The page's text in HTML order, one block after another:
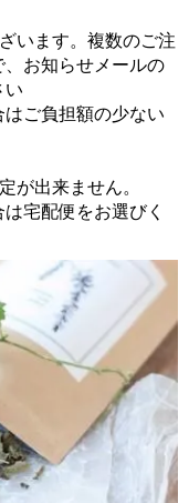
います。複数のご注
お知らせメールの
い
ご負担額の少ない
が出来ません。
宅配便をお選びく